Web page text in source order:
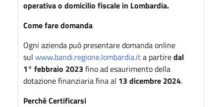
operativa o domicilio fiscale in Lombardia.
Come fare domanda
Ogni azienda può presentare domanda online
sul www.bandi.regione.lombardia.ita partiredal
1° febbraio 2023 fino ad esaurimento della
dotazione finanziaria fina al 13 dicembre 2024.
Perché Certificarsi